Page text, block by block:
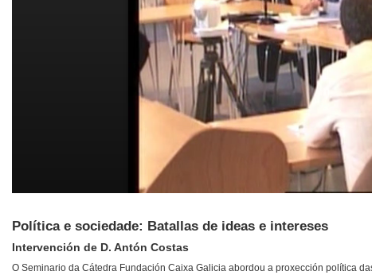
Política e sociedade: Batallas de ideas e intereses
Intervención de D. Antón Costas
O Seminario da Cátedra Fundación Caixa Galicia abordou a proxección política